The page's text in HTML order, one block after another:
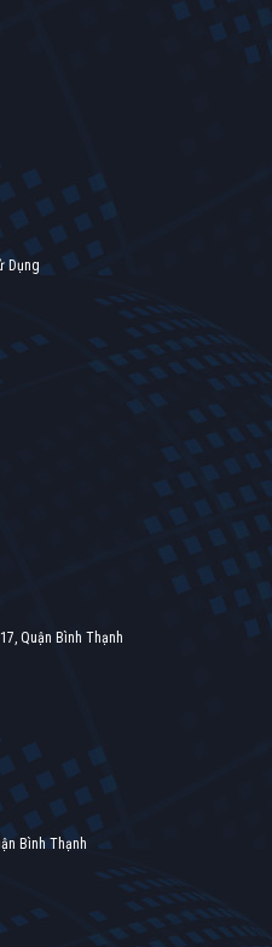
Dụng
Quận Bình Thạnh
Bình Thạnh